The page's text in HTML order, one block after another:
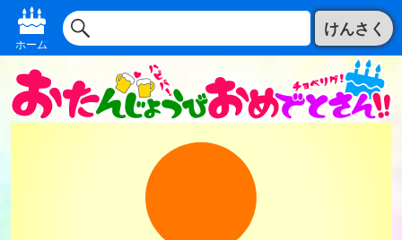
ホーム
けんさく